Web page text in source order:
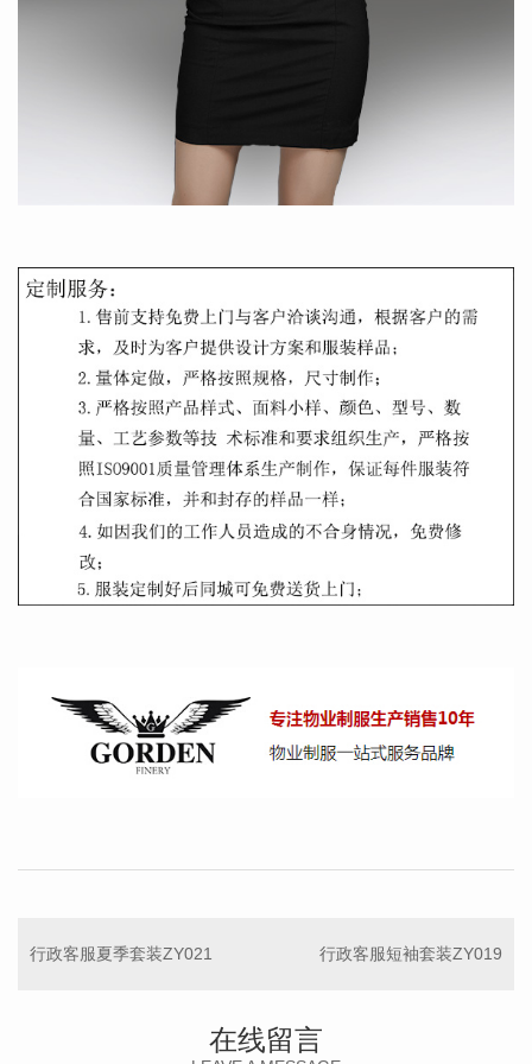
行政客服夏季套装ZY021 行政客服短袖套装ZY019
在线留言